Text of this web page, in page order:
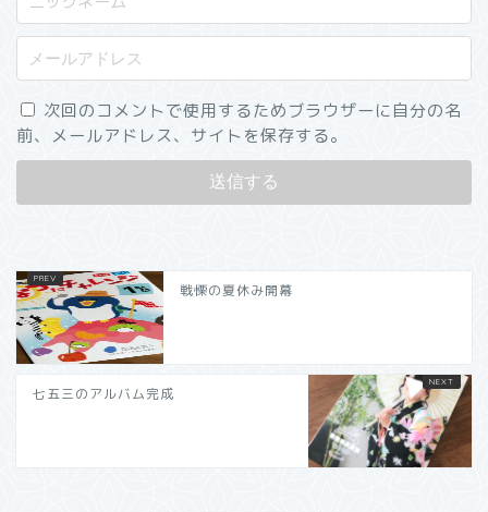
次回のコメントで使用するためブラウザーに自分の名
前、メールアドレス、サイトを保存する。
戦慄の夏休み開幕
七五三のアルバム完成